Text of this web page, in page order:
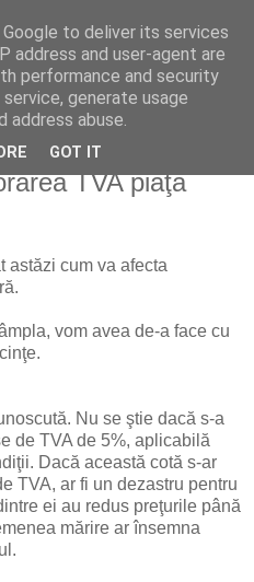
economice
TVA piaţa
astăzi cum va afecta
vom avea de-a face cu
Nu se ştie dacă s-a
de TVA de 5%, aplicabilă
Dacă această cotă s-ar
TVA, ar fi un dezastru pentru
ei au redus preţurile până
mărire ar însemna
to deliver its services
address and user-agent are
performance and security
generate usage
abuse.
GOT IT